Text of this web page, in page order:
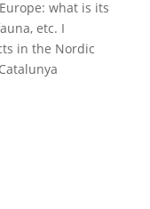
what is its
etc. I
in the Nordic